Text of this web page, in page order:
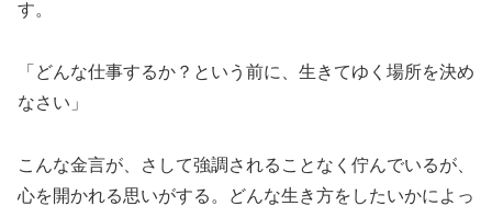
す。
「どんな仕事するか？という前に、生きてゆく場所を決め
なさい」
こんな金言が、さして強調されることなく佇んでいるが、
心を開かれる思いがする。どんな生き方をしたいかによっ